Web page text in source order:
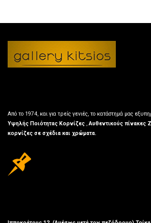
Από το 1974, και για τρείς γενιές, το κατάστημά μας
Υψηλής Ποιότητας Κορνίζες ,Αυθεντικούς πίνακες
κορνίζες σε σχέδια και χρώματα.